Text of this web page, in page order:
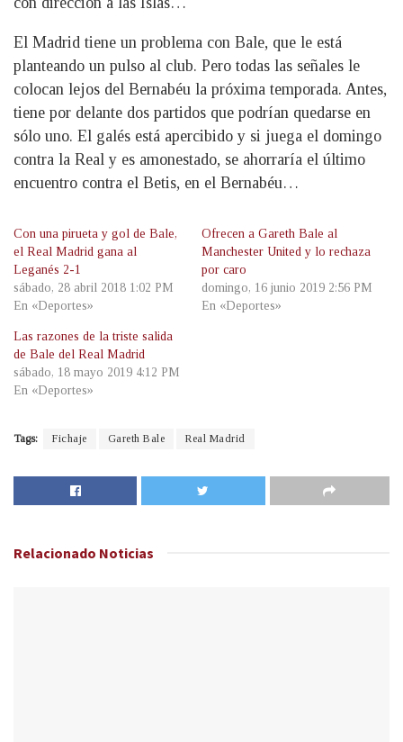
El Madrid tiene un problema con Bale, que le está
planteando un pulso al club. Pero todas las señales le
colocan lejos del Bernabéu la próxima temporada. Antes,
tiene por delante dos partidos que podrían quedarse en
sólo uno. El galés está apercibido y si juega el domingo
contra la Real y es amonestado, se ahorraría el último
encuentro contra el Betis, en el Bernabéu…
Con una pirueta y gol de Bale,
el Real Madrid gana al
Leganés 2-1
sábado, 28 abril 2018 1:02 PM
En «Deportes»
Ofrecen a Gareth Bale al
Manchester United y lo rechaza
por caro
domingo, 16 junio 2019 2:56 PM
En «Deportes»
Las razones de la triste salida
de Bale del Real Madrid
sábado, 18 mayo 2019 4:12 PM
En «Deportes»
Tags: Fichaje Gareth Bale Real Madrid
Relacionado Noticias